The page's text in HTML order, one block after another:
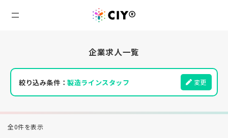
企業求人一覧
絞り込み条件：製造ラインスタッフ 変更
全0件を表示